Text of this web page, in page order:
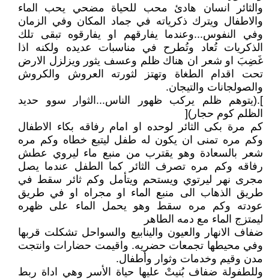
والثائر انسان هادئ محب للحياة مضحي يحب الماء
والاطفال ويترك ذكرياته في جماد المكان وفي الزمان
وفي النفوس...وعندما يفارقهم او يفارقوه تبقى تلك
الذكريات تُعاد وتُطرح في مناسبات عديده ولكنه اذا
غَضِبَ او شعر ان هناك ظلم وعسف يثور ويزلزل الارض
تحت اقدام الطغاة وتهتز لثورته العروش والكروش
والصولجانات والتيجان.
].(يتوهم ظلم يركب ظهور الناس...الثوار سوو حديد
الظلم كوم حجار)[
كم مرة بكى الثائر لوحده او امام رفاقه بكاء الاطفال
وكم مره تمنى ان يكون له طفل ليتبع خطاه وكم مره
شعر بالسعادة وهو يقترب من منبع ماء ليروي عطش
رفاقه وكم مره تصرف الثائر كما الطفل عندما يصل
مجرى نهر ليرتوي ويستحم ويتأمل وكم ثائر سقط في
طريق الذهاب الى منبع الماء او مجراه او في طريق
عودته وكم مره سقط وهو يحمل الماء على ظهره
ليمتزج الماء مع دمه الطاهر
ضفاف الانهار والعيون والينابيع والسواحل تشكلت قربها
وفي محيطها تجمعات حضريه. واقيمت حضارات وانتجت
مدن وقيم وخدمات وثوار وأطفال.
وللطفولة ضفاف بُنيتْ عليها حياة الأسر وهي اداة ربط